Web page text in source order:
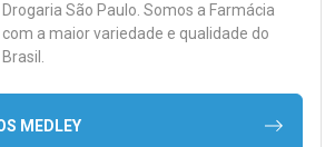
Drogaria São Paulo. Somos a Farmácia
com a maior variedade e qualidade do
Brasil.
MEDLEY